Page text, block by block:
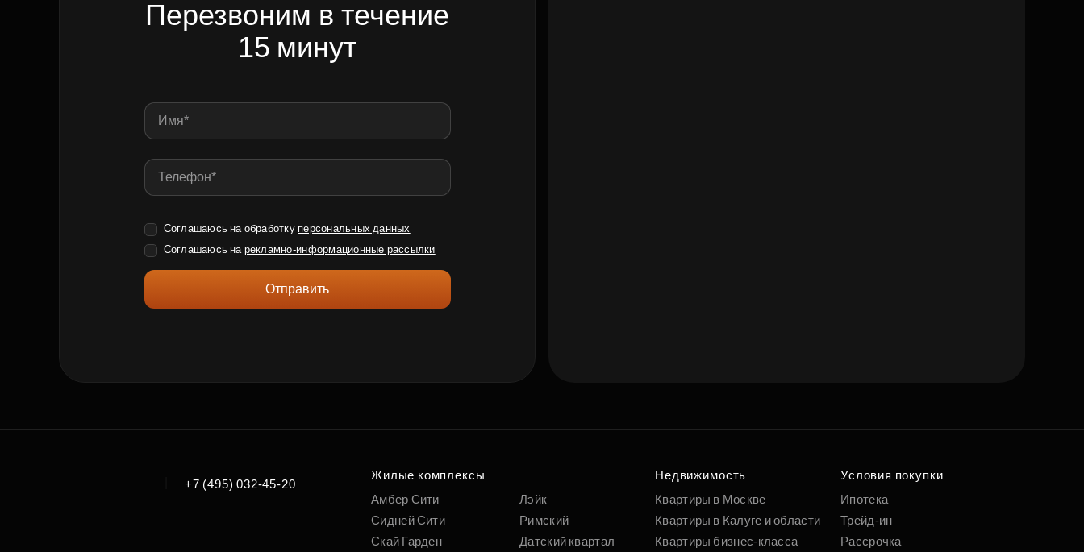
Перезвоним в течение
15 минут
Соглашаюсь на обработку персональных данных
Соглашаюсь на рекламно-информационные рассылки
Отправить
+7 (495) 032-45-20
Жилые комплексы
Амбер Сити
Сидней Сити
Скай Гарден
Лэйк
Римский
Датский квартал
Недвижимость
Квартиры в Москве
Квартиры в Калуге и области
Квартиры бизнес-класса
Условия покупки
Ипотека
Трейд-ин
Рассрочка